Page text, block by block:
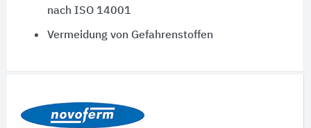
nach ISO 14001
Vermeidung von Gefahrenstoffen